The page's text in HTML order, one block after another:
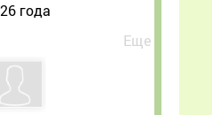
года
Еще